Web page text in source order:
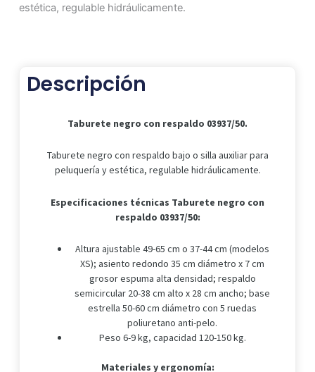
estética, regulable hidráulicamente.
Descripción
Taburete negro con respaldo 03937/50.
Taburete negro con respaldo bajo o silla auxiliar para
peluquería y estética, regulable hidráulicamente.
Especificaciones técnicas Taburete negro con
respaldo 03937/50:
Altura ajustable 49-65 cm o 37-44 cm (modelos
XS); asiento redondo 35 cm diámetro x 7 cm
grosor espuma alta densidad; respaldo
semicircular 20-38 cm alto x 28 cm ancho; base
estrella 50-60 cm diámetro con 5 ruedas
poliuretano anti-pelo.
Peso 6-9 kg, capacidad 120-150 kg.
Materiales y ergonomía: